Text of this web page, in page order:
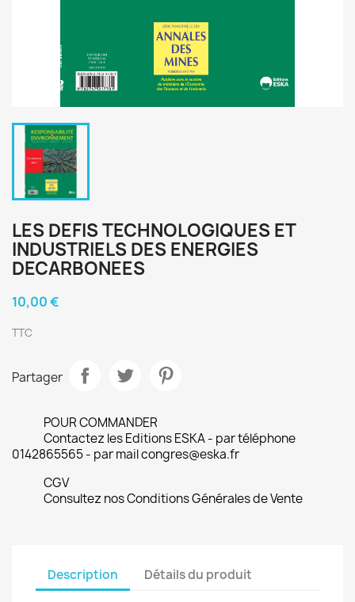
LES DEFIS TECHNOLOGIQUES ET
INDUSTRIELS DES ENERGIES
DECARBONEES
10,00 €
TTC
Partager
POUR COMMANDER
Contactez les Editions ESKA - par téléphone
0142865565 - par mail congres@eska.fr
CGV
Consultez nos Conditions Générales de Vente
Description Détails du produit